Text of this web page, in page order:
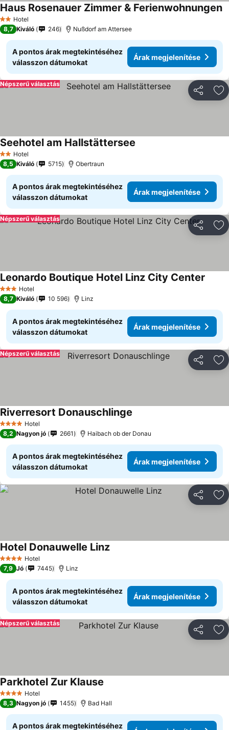
2 Kategória
Hotel
Haus Rosenauer Zimmer & Ferienwohnungen
8,7 Kiváló 246 Nußdorf am Attersee
A pontos árak megtekintéséhez
válasszon dátumokat
Árak megjelenítése
Népszerű választás
2 Kategória
Hotel
Seehotel am Hallstättersee
8,5 Kiváló 5715 Obertraun
A pontos árak megtekintéséhez
válasszon dátumokat
Árak megjelenítése
Népszerű választás
3 Kategória
Hotel
Leonardo Boutique Hotel Linz City Center
8,7 Kiváló 10 596 Linz
A pontos árak megtekintéséhez
válasszon dátumokat
Árak megjelenítése
Népszerű választás
4 KategóriaHotel
Riverresort Donauschlinge
8,2 Nagyon jó 2661 Haibach ob der Donau
A pontos árak megtekintéséhez
válasszon dátumokat
Árak megjelenítése
4 KategóriaHotel
Hotel Donauwelle Linz
7,9 Jó 7445 Linz
A pontos árak megtekintéséhez
válasszon dátumokat
Árak megjelenítése
Népszerű választás
4 KategóriaHotel
Parkhotel Zur Klause
8,3 Nagyon jó 1455 Bad Hall
A pontos árak megtekintéséhez